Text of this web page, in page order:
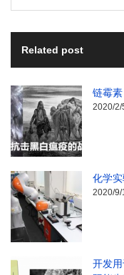
Related post
链霉素
2020/2/
化学
2020/9/
开发